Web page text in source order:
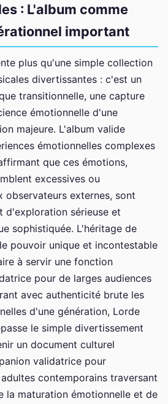
: L'album comme
important
plus qu'une simple collection
divertissantes : c'est un
transitionnelle, une capture
émotionnelle d'une
majeure. L'album valide
émotionnelles complexes
que ces émotions,
excessives ou
observateurs externes, sont
d'exploration sérieuse et
sophistiquée. L'héritage de
pouvoir unique et incontestable
à servir une fonction
pour de larges audiences
avec authenticité brute les
d'une génération, Lorde
le simple divertissement
un document culturel
validatrice pour
contemporains traversant
la maturation émotionnelle et de